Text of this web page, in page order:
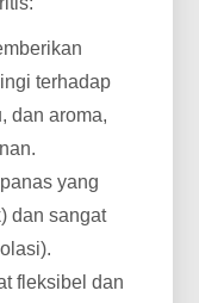
terhadap
dan aroma,
yang
dan sangat
fleksibel dan